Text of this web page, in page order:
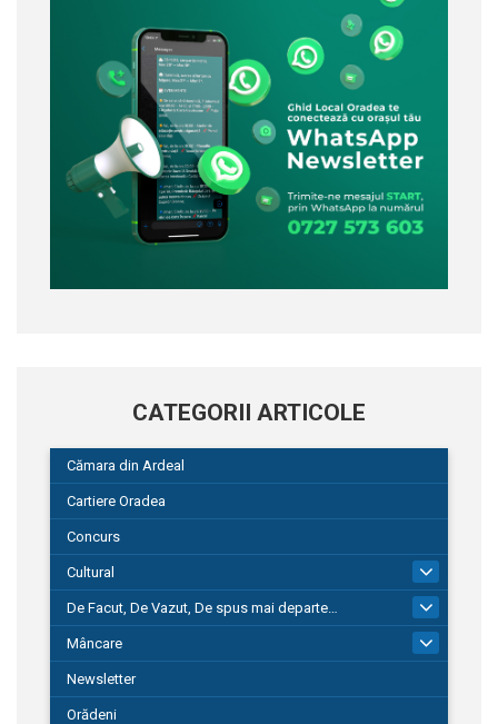
CATEGORII ARTICOLE
Cămara din Ardeal
Cartiere Oradea
Concurs
Cultural
De Facut, De Vazut, De spus mai departe…
580
Mâncare
Newsletter
Orădeni